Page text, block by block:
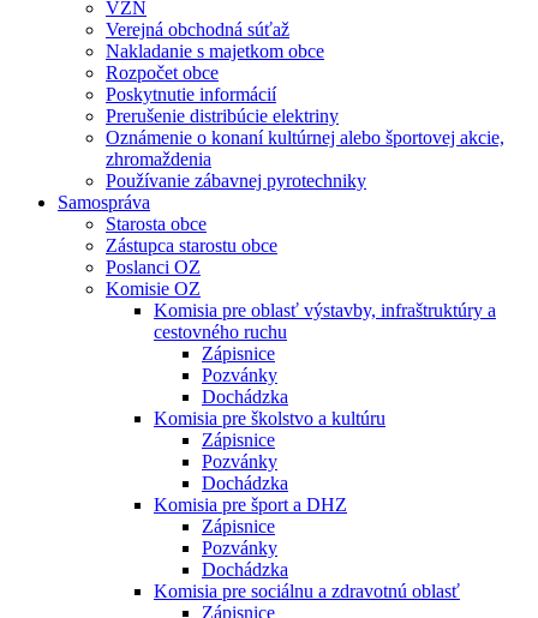
VZN
Verejná obchodná súťaž
Nakladanie s majetkom obce
Rozpočet obce
Poskytnutie informácií
Prerušenie distribúcie elektriny
Oznámenie o konaní kultúrnej alebo športovej akcie,
zhromaždenia
Používanie zábavnej pyrotechniky
Samospráva
Starosta obce
Zástupca starostu obce
Poslanci OZ
Komisie OZ
Komisia pre oblasť výstavby, infraštruktúry a
cestovného ruchu
Zápisnice
Pozvánky
Dochádzka
Komisia pre školstvo a kultúru
Zápisnice
Pozvánky
Dochádzka
Komisia pre šport a DHZ
Zápisnice
Pozvánky
Dochádzka
Komisia pre sociálnu a zdravotnú oblasť
Zápisnice